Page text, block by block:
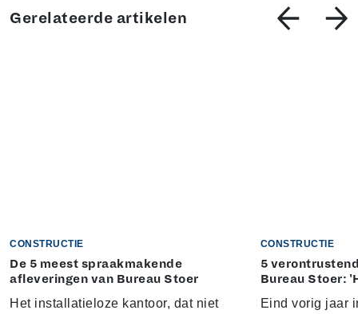
Gerelateerde artikelen
CONSTRUCTIE
De 5 meest spraakmakende
afleveringen van Bureau Stoer
Het installatieloze kantoor, dat niet
CONSTRUCTIE
5
Bureau Stoer:
Eind vorig jaar